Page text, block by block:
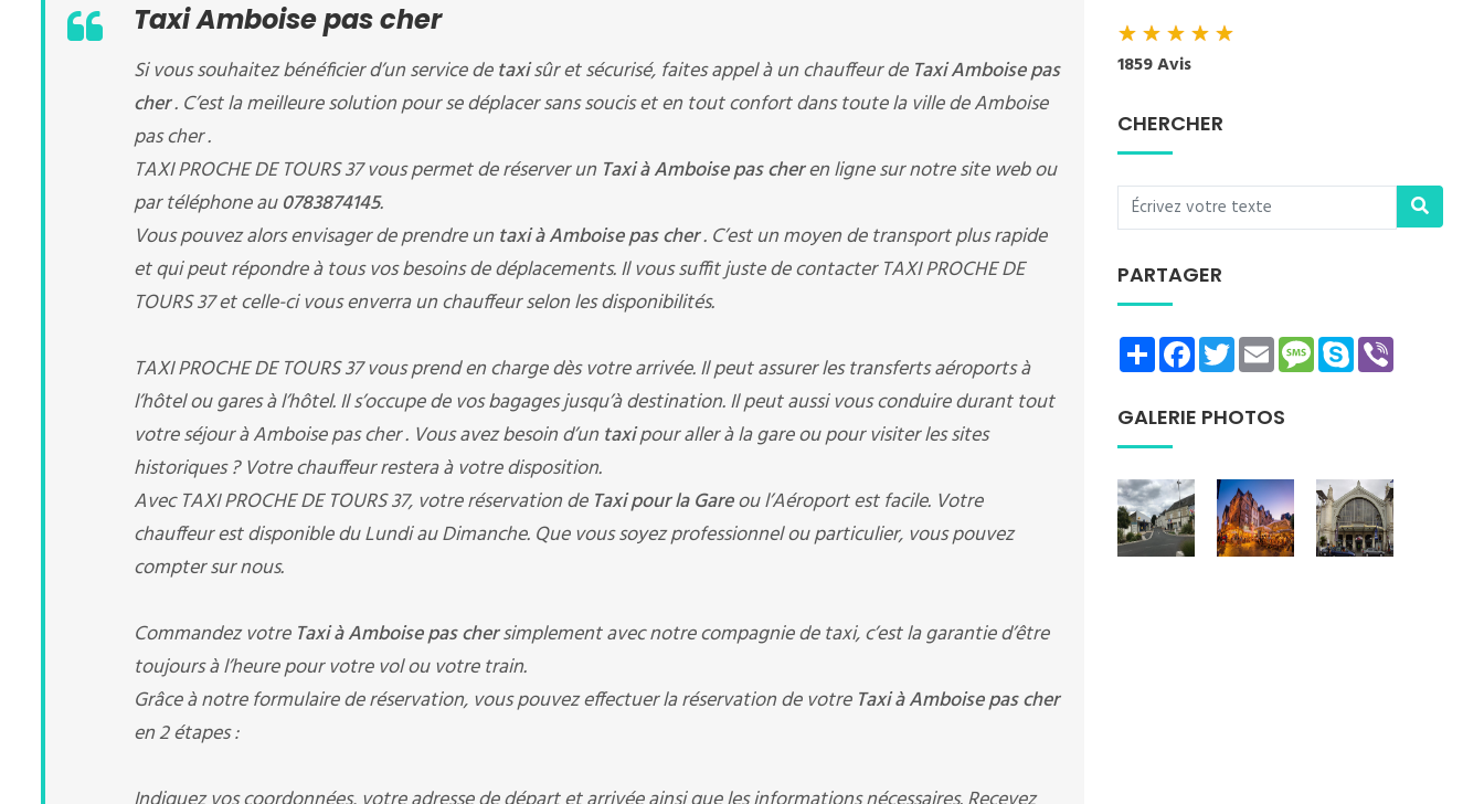
Taxi Amboise pas cher
Si vous souhaitez bénéficier d’un service detaxisûr et sécurisé, faites appel à un chauffeur de Taxi Amboise pas
cher. C’est la meilleure solution pour se déplacer sans soucis et en tout confort dans toute la ville de Amboise
pas cher .
TAXI PROCHE DE TOURS 37 vous permet de réserver un Taxi à Amboise pas cheren ligne sur notre site web ou
par téléphone au0783874145.
Vous pouvez alors envisager de prendre un taxi à Amboise pas cher. C’est un moyen de transport plus rapide
et qui peut répondre à tous vos besoins de déplacements. Il vous suffit juste de contacter TAXI PROCHE DE
TOURS 37 et celle-ci vous enverra un chauffeur selon les disponibilités.
TAXI PROCHE DE TOURS 37 vous prend en charge dès votre arrivée. Il peut assurer les transferts aéroports à
l’hôtel ou gares à l’hôtel. Il s’occupe de vos bagages jusqu’à destination. Il peut aussi vous conduire durant tout
votre séjour à Amboise pas cher . Vous avez besoin d’un taxipour aller à la gare ou pour visiter les sites
historiques ? Votre chauffeur restera à votre disposition.
Avec TAXI PROCHE DE TOURS 37, votre réservation de Taxi pour la Gareou l’Aéroport est facile. Votre
chauffeur est disponible du Lundi au Dimanche. Que vous soyez professionnel ou particulier, vous pouvez
compter sur nous.
Commandez votre Taxi à Amboise pas chersimplement avec notre compagnie de taxi, c’est la garantie d’être
toujours à l’heure pour votre vol ou votre train.
Grâce à notre formulaire de réservation, vous pouvez effectuer la réservation de votre Taxi à Amboise pas cher
en 2 étapes :
★★★★★
1859 Avis
CHERCHER
PARTAGER
ShareFacebookTwitterEmailMessage
Skype
GALERIE PHOTOS